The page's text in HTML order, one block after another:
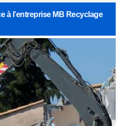
à l’entreprise MB Recyclage